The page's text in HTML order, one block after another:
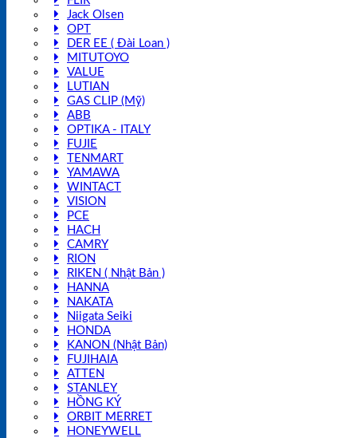
Jack Olsen
OPT
DER EE ( Đài Loan )
MITUTOYO
VALUE
LUTIAN
GAS CLIP (Mỹ)
ABB
OPTIKA - ITALY
FUJIE
TENMART
YAMAWA
WINTACT
VISION
PCE
HACH
CAMRY
RION
RIKEN ( Nhật Bản )
HANNA
NAKATA
Niigata Seiki
HONDA
KANON (Nhật Bản)
FUJIHAIA
ATTEN
STANLEY
HỒNG KÝ
ORBIT MERRET
HONEYWELL